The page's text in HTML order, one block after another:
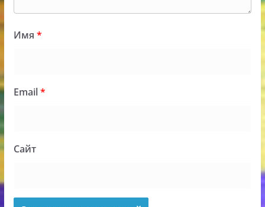
Имя *
Email*
Сайт